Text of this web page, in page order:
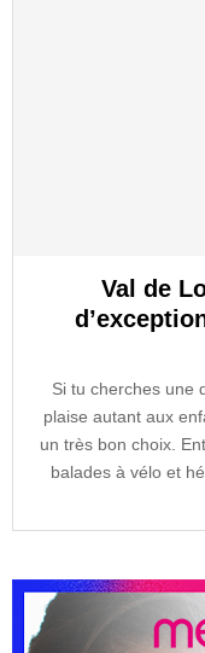
Val de
Si tu cherches une
plaise autant aux
un très bon choix.
balades à vélo et